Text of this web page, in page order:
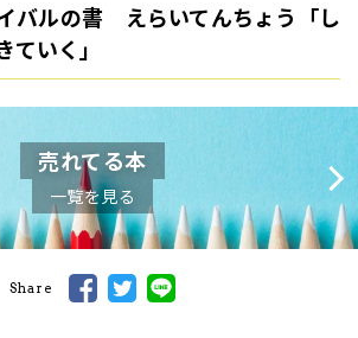
バルの書 えらいてんちょう「し
ていく」
売れてる本
一覧を見る
Share